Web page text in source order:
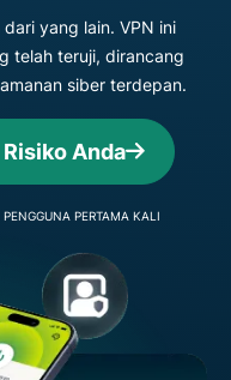
yang lain. VPN ini
telah teruji, dirancang
siber terdepan.
Anda
PERTAMA KALI